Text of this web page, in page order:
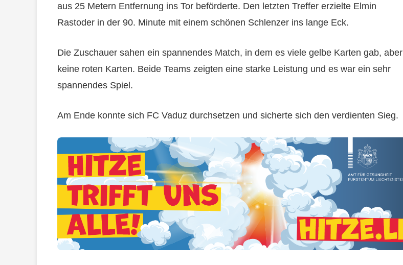
aus 25 Metern Entfernung ins Tor beförderte. Den letzten Treffer erzielte Elmin
Rastoder in der 90. Minute mit einem schönen Schlenzer ins lange Eck.
Die Zuschauer sahen ein spannendes Match, in dem es viele gelbe Karten gab, aber
keine roten Karten. Beide Teams zeigten eine starke Leistung und es war ein sehr
spannendes Spiel.
Am Ende konnte sich FC Vaduz durchsetzen und sicherte sich den verdienten Sieg.